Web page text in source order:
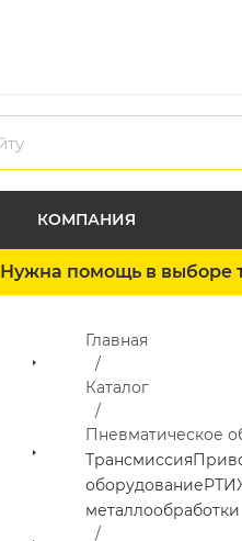
КОМПАНИЯ
Нужна помощь в выборе
Главная
Каталог
Пневматическое
Трансмиссия
оборудованиеРТИ
металлообработки